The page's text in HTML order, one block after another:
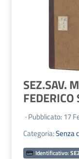
SEZ.SAV.
FEDERICO
· Pubblicato: 17
Categoria:Senza
Identificativo: